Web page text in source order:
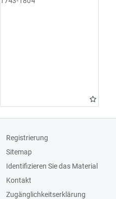
Registrierung
Sitemap
Identifizieren Sie das Material
Kontakt
Zugänglichkeitserklärung